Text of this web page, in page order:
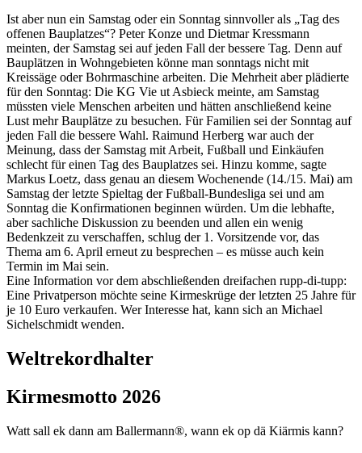
Ist aber nun ein Samstag oder ein Sonntag sinnvoller als „Tag des
offenen Bauplatzes“? Peter Konze und Dietmar Kressmann
meinten, der Samstag sei auf jeden Fall der bessere Tag. Denn auf
Bauplätzen in Wohngebieten könne man sonntags nicht mit
Kreissäge oder Bohrmaschine arbeiten. Die Mehrheit aber plädierte
für den Sonntag: Die KG Vie ut Asbieck meinte, am Samstag
müssten viele Menschen arbeiten und hätten anschließend keine
Lust mehr Bauplätze zu besuchen. Für Familien sei der Sonntag auf
jeden Fall die bessere Wahl. Raimund Herberg war auch der
Meinung, dass der Samstag mit Arbeit, Fußball und Einkäufen
schlecht für einen Tag des Bauplatzes sei. Hinzu komme, sagte
Markus Loetz, dass genau an diesem Wochenende (14./15. Mai) am
Samstag der letzte Spieltag der Fußball-Bundesliga sei und am
Sonntag die Konfirmationen beginnen würden. Um die lebhafte,
aber sachliche Diskussion zu beenden und allen ein wenig
Bedenkzeit zu verschaffen, schlug der 1. Vorsitzende vor, das
Thema am 6. April erneut zu besprechen – es müsse auch kein
Termin im Mai sein.
Eine Information vor dem abschließenden dreifachen rupp-di-tupp:
Eine Privatperson möchte seine Kirmeskrüge der letzten 25 Jahre für
je 10 Euro verkaufen. Wer Interesse hat, kann sich an Michael
Sichelschmidt wenden.
Weltrekordhalter
Kirmesmotto 2026
Watt sall ek dann am Ballermann®, wann ek op dä Kiärmis kann?